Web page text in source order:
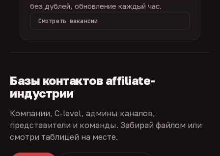
без дублей, обновление каждый час.
Смотреть вакансии
Базы контактов affiliate-
индустрии
Компании, C-level, админы каналов,
представители и команды. Забирай файлом или
смотри таблицей на месте.